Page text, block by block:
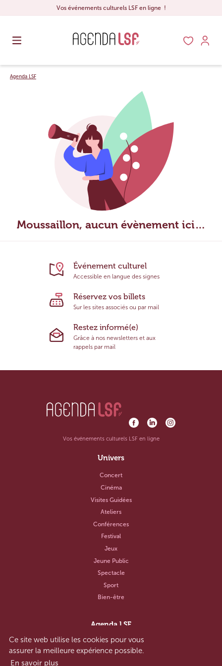
Ce site web utilise les cookies pour vous
assurer la meilleure expérience possible.
En savoir plus
Vos événements culturels LSF en ligne !
Agenda LSF
Moussaillon, aucun évènement ici…
Événement culturel
Accessible en langue des signes
Réservez vos billets
Sur les sites associés ou par mail
Restez informé(e)
Grâce à nos newsletters et aux
rappels par mail
Vos événements culturels LSF en ligne
Univers
Concert
Cinéma
Visites Guidées
Ateliers
Conférences
Festival
Jeux
Jeune Public
Spectacle
Sport
Bien-être
Agenda LSF
Notre concept
Aide et contact